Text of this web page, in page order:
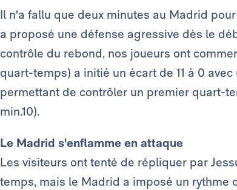
Il n'a fallu que deux minutes au Madrid
a proposé une défense agressive dès le
contrôle du rebond, nos joueurs ont
quart-temps) a initié un écart de 11 à 0
permettant de contrôler un premier quart-
min.10).
Le Madrid s'enflamme en attaque
Les visiteurs ont tenté de répliquer par
temps, mais le Madrid a imposé un rythme